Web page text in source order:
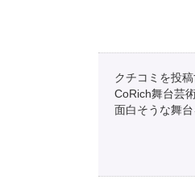
クチコミを投稿
CoRich舞台芸
面白そうな舞台